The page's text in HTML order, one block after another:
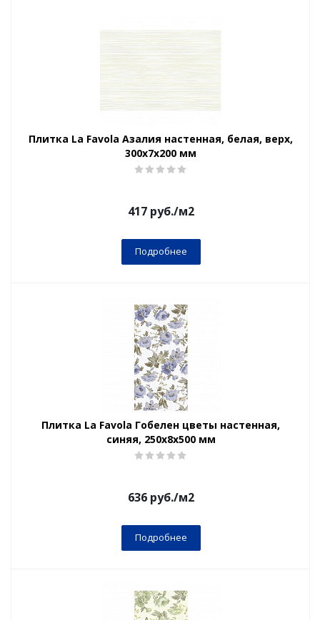
Плитка La Favola Азалия настенная, белая, верх,
300x7х200 мм
417руб./м2
Подробнее
Плитка La Favola Гобелен цветы настенная,
синяя, 250x8x500 мм
636руб./м2
Подробнее